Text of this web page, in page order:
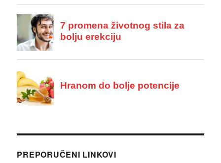
PREPORUČENI LINKOVI